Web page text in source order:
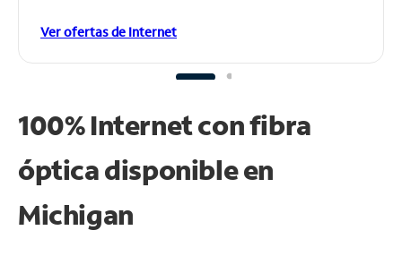
Ver ofertas de Internet
100% Internet con fibra
óptica disponible en
Michigan